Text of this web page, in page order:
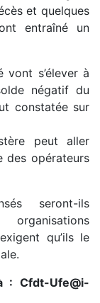
et quelques
entraîné un
s’élever à
négatif du
constatée sur
peut aller
des opérateurs
seront-ils
qu’ils le
: Cfdt-Ufe@i-